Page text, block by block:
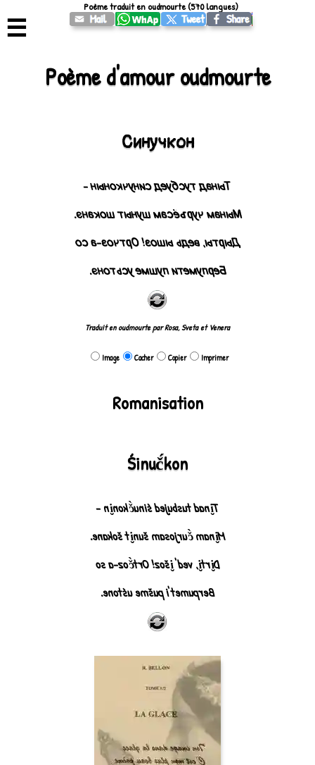
☰
Poème d'amour oudmourte
Синучкон
Тынад тусбуед синучконын -
Мынам чуръёсам шуныт шоканэ.
Дырты, ведь ышоз! Ортчоз-а со
Берпумети пушме усьтонэ.
Traduit en oudmourte par Rosa, Sveta et Venera
Image Cacher Copier Imprimer
Romanisation
Śinuč́kon
Ti̮nad tusbujed śinuč́koni̮n -
Mi̮nam č́urjosam šuni̮t šokane.
Di̮rti̮, ved' i̮šoz! Ortč́oz-a so
Berpumet'i pušme uśtone.
Poème traduit en oudmourte (570 langues)